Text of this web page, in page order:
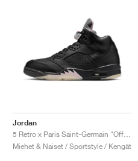
Jordan
5 Retro x Paris Saint-Germain "Off Noir & Particle Rose"
Miehet & Naiset / Sportstyle / Kengät